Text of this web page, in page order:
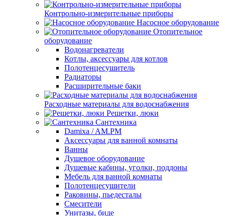
Контрольно-измерительные приборы
Насосное оборудование
Отопительное
оборудование
Водонагреватели
Котлы, аксессуары для котлов
Полотенцесушитель
Радиаторы
Расширительные баки
Расходные материалы для водоснабжения
Решетки, люки
Сантехника
Damixa / AM.PM
Аксессуары для ванной комнаты
Ванны
Душевое оборудование
Душевые кабины, уголки, поддоны
Мебель для ванной комнаты
Полотенцесушители
Раковины, пьедесталы
Смесители
Унитазы, биде